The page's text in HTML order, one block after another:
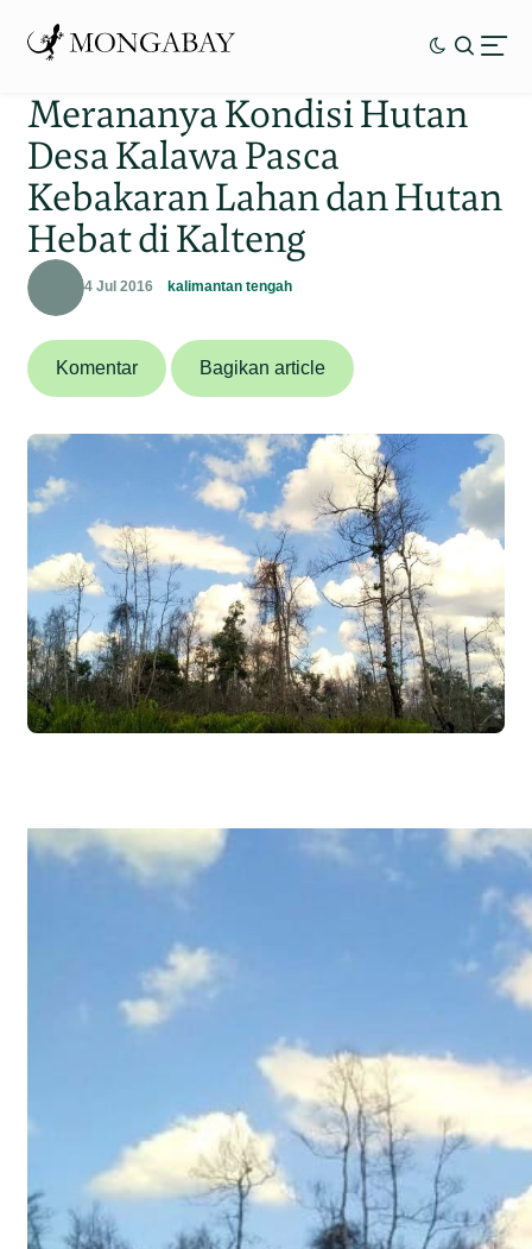
Merananya Kondisi Hutan
Desa Kalawa Pasca
Kebakaran Lahan dan Hutan
Hebat di Kalteng
4 Jul 2016 kalimantan tengah
Komentar Bagikan article